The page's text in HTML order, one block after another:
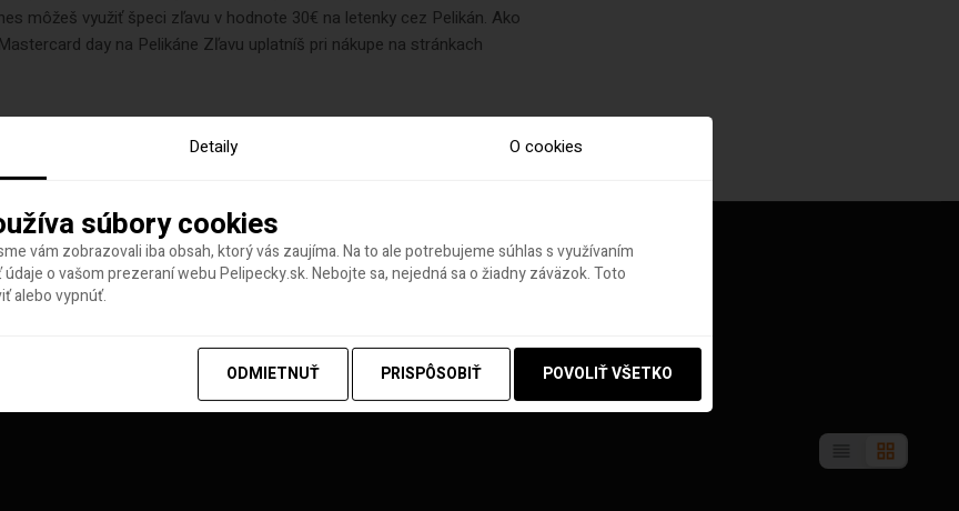
môžeš využiť špeci zľavu v hodnote 30€ na letenky cez Pelikán. Ako
day na Pelikáne Zľavu uplatníš pri nákupe na stránkach
týždňa
Detaily O cookies
súbory cookies
vám zobrazovali iba obsah, ktorý vás zaujíma. Na to ale potrebujeme súhlas s využívaním
o vašom prezeraní webu Pelipecky.sk. Nebojte sa, nejedná sa o žiadny záväzok. Toto
alebo vypnúť.
ODMIETNUŤ PRISPÔSOBIŤ POVOLIŤ VŠETKO